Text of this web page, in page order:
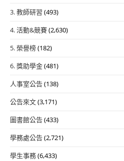
3. 教師研習 (493)
4. 活動&競賽(2,630)
5. 榮譽榜(182)
6. 獎助學金(481)
人事室公告(138)
公告來文(3,171)
圖書館公告(433)
學務處公告(2,721)
學生事務(6,433)